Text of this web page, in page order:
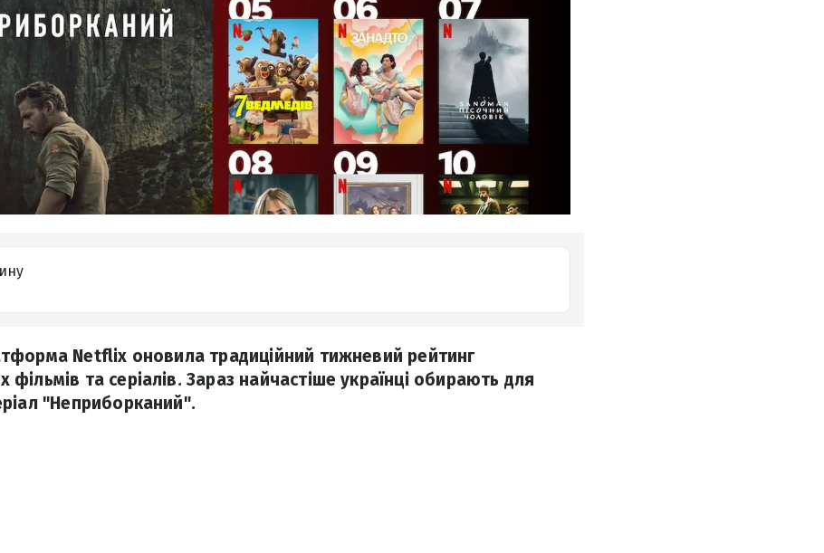
Netflix оновила традиційний тижневий рейтинг
фільмів та серіалів. Зараз найчастіше українці обирають для
"Неприборканий".